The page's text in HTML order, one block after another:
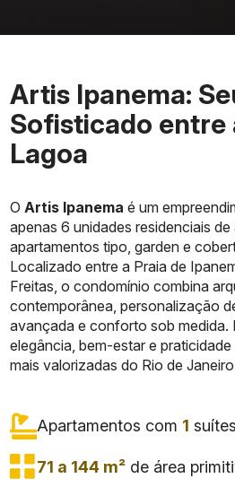
Artis Ipanema:
Sofisticado entre
Lagoa
OArtis Ipanema é um
apenas 6 unidades residenciais
apartamentos tipo, garden e
Localizado entre a Praia de
Freitas, o condomínio combina
contemporânea, personalização
avançada e conforto sob medida.
elegância, bem-estar e
mais valorizadas do Rio de
Apartamentos com 1 suítes
71 a 144 m² de área